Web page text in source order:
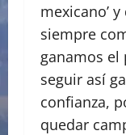
mexicano’
siempre
ganamos
seguir así
confianza,
quedar